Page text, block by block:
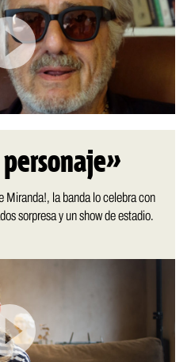
Miranda!, la banda lo celebra con
sorpresa y un show de estadio.